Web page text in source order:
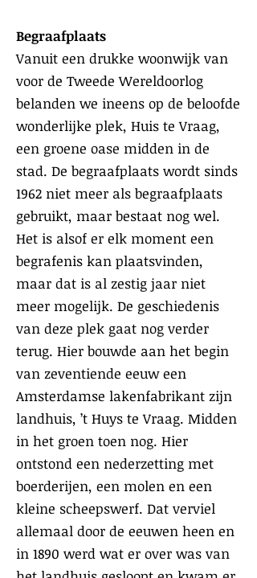
Begraafplaats
Vanuit een drukke woonwijk van
voor de Tweede Wereldoorlog
belanden we ineens op de beloofde
wonderlijke plek, Huis te Vraag,
een groene oase midden in de
stad. De begraafplaats wordt sinds
1962 niet meer als begraafplaats
gebruikt, maar bestaat nog wel.
Het is alsof er elk moment een
begrafenis kan plaatsvinden,
maar dat is al zestig jaar niet
meer mogelijk. De geschiedenis
van deze plek gaat nog verder
terug. Hier bouwde aan het begin
van zeventiende eeuw een
Amsterdamse lakenfabrikant zijn
landhuis, ’t Huys te Vraag. Midden
in het groen toen nog. Hier
ontstond een nederzetting met
boerderijen, een molen en een
kleine scheepswerf. Dat verviel
allemaal door de eeuwen heen en
in 1890 werd wat er over was van